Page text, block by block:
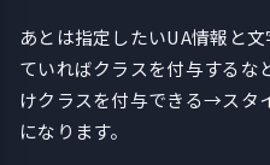
あとは指定したいUA情報と
ていればクラスを付与するな
けクラスを付与できる→スタ
になります。